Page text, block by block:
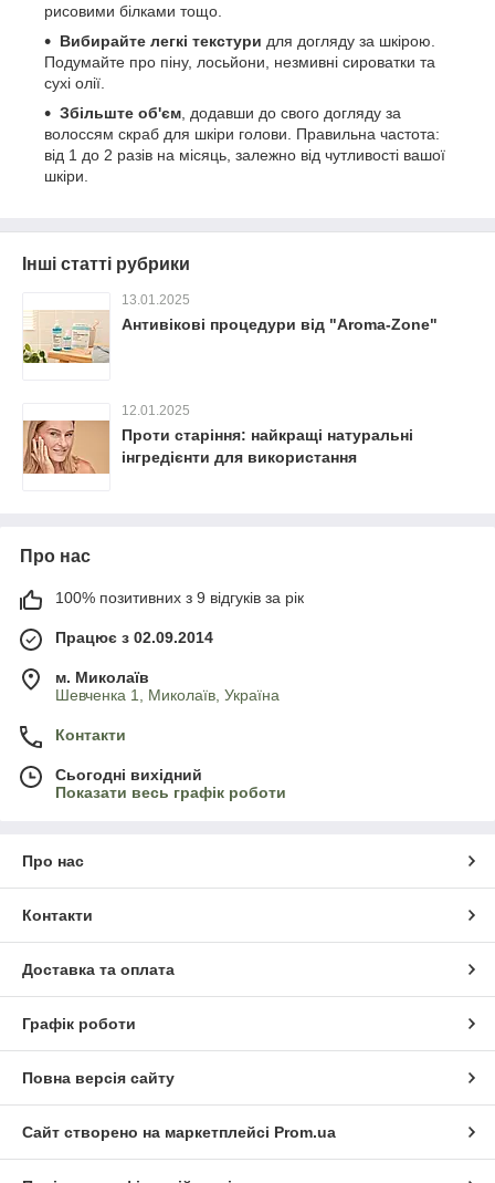
рисовими білками тощо.
Вибирайте легкі текстури для догляду за шкірою.
Подумайте про піну, лосьйони, незмивні сироватки та
сухі олії.
Збільште об'єм , додавши до свого догляду за
волоссям скраб для шкіри голови. Правильна частота:
від 1 до 2 разів на місяць, залежно від чутливості вашої
шкіри.
Інші статті рубрики
13.01.2025
Антивікові процедури від "Aroma-Zone"
12.01.2025
Проти старіння: найкращі натуральні
інгредієнти для використання
Про нас
100% позитивних з 9 відгуків за рік
Працює з 02.09.2014
м. Миколаїв
Шевченка 1, Миколаїв, Україна
Контакти
Сьогодні вихідний
Показати весь графік роботи
Про нас
Контакти
Доставка та оплата
Графік роботи
Повна версія сайту
Сайт створено на маркетплейсі Prom.ua